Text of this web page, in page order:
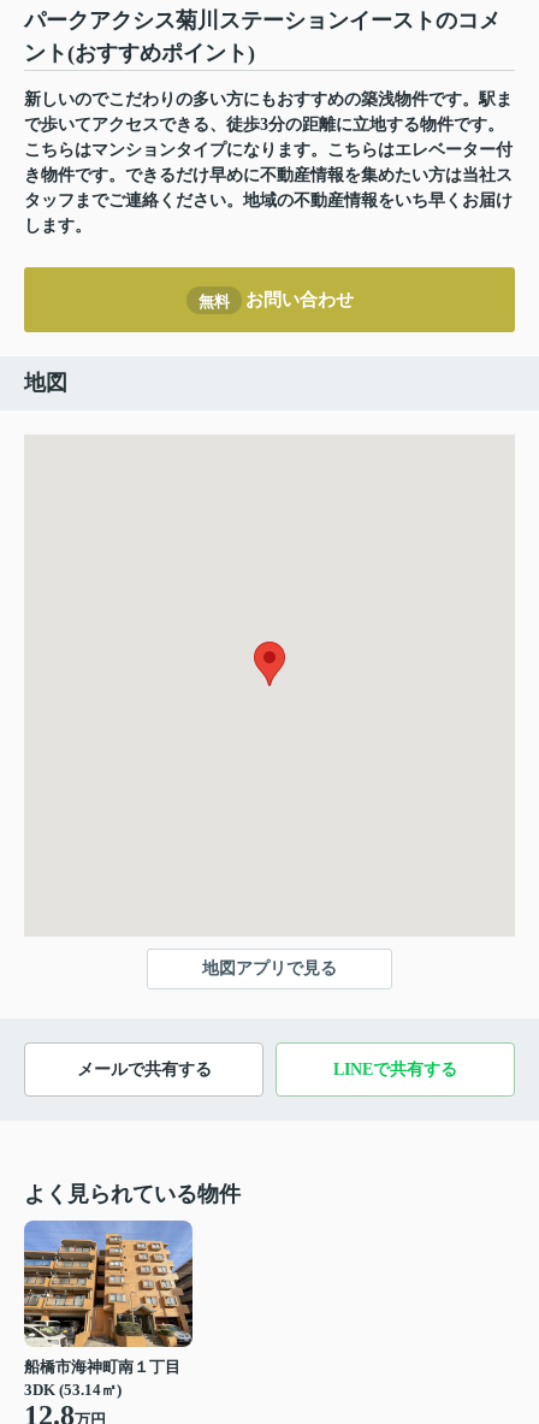
パークアクシス菊川ステーションイーストのコメ
ント(おすすめポイント)
新しいのでこだわりの多い方にもおすすめの築浅物件です。駅ま
で歩いてアクセスできる、徒歩3分の距離に立地する物件です。
こちらはマンションタイプになります。こちらはエレベーター付
き物件です。できるだけ早めに不動産情報を集めたい方は当社ス
タッフまでご連絡ください。地域の不動産情報をいち早くお届け
します。
無料 お問い合わせ
地図
地図アプリで見る
メールで共有する LINEで共有する
よく見られている物件
船橋市海神町南１丁目
3DK (53.14㎡)
12.8万円